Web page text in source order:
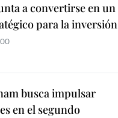
a convertirse en un
para la inversión
busca impulsar
en el segundo